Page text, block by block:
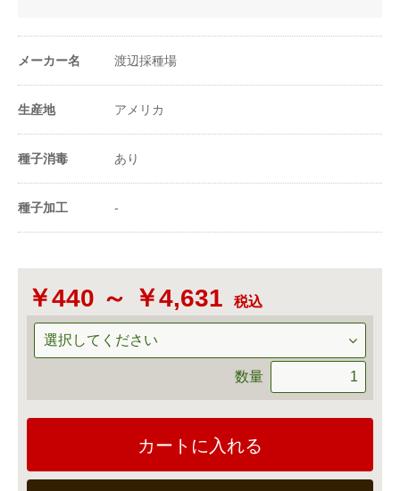
（粒数）
2.27万〜5万粒
（粒数）
227〜500粒
20ml当たり粒数
メーカー名 渡辺採種場
生産地 アメリカ
種子消毒 あり
種子加工 -
￥440 ～ ￥4,631 税込
数量
カートに入れる